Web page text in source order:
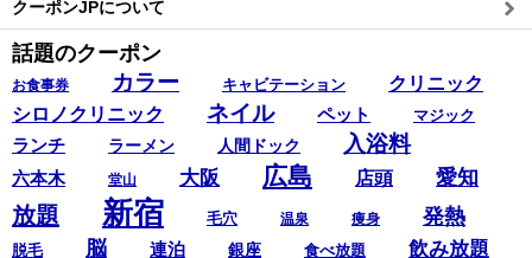
クーポンJPについて
話題のクーポン
お食事券 カラー キャビテーション
クリニック
シロノクリニック
ネイル ペット マジック
ランチ ラーメン 人間ドック 入浴料
六本木 堂山 大阪 広島 店頭 愛知
放題 新宿 毛穴 温泉 痩身 発熱
脱毛 脳 連泊 銀座 食べ放題 飲み放題